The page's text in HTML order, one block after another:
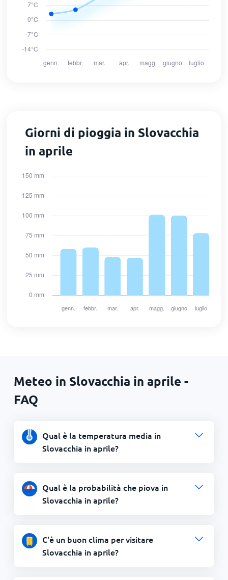
Giorni di pioggia in Slovacchia
in aprile
Meteo in Slovacchia in aprile -
FAQ
Qual è la temperatura media in
Slovacchia in aprile?
Qual è la probabilità che piova in
Slovacchia in aprile?
C'è un buon clima per visitare
Slovacchia in aprile?